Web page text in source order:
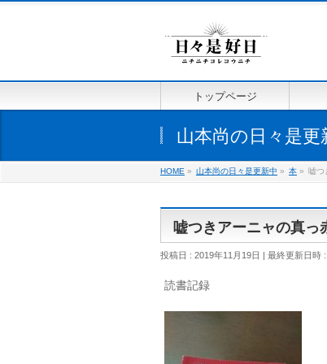
トップページ
山本尚の日々是更
HOME » 山本尚の日々是更新中 » 本 » 嘘つ
嘘つきアーニャの真っ
投稿日 : 2019年11月19日 最終更新日時
読書記録